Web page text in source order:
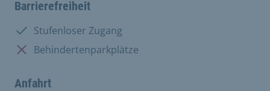
Barrierefreiheit
Vorhanden:
Stufenloser Zugang
Nicht vorhanden:
Behindertenparkplätze
Anfahrt